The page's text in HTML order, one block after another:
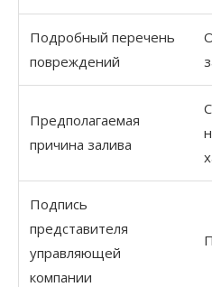
Подробный перечень
повреждений
Предполагаемая
причина залива
Подпись
представителя
управляющей
компании